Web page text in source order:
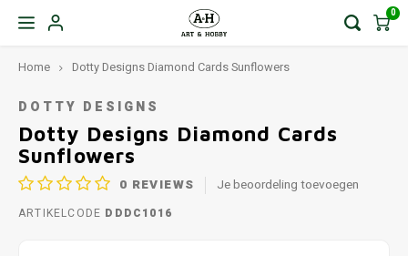
0
Home Dotty Designs Diamond Cards Sunflowers
DOTTY DESIGNS
Dotty Designs Diamond Cards
Sunflowers
0 REVIEWS Je beoordeling toevoegen
ARTIKELCODE DDDC1016